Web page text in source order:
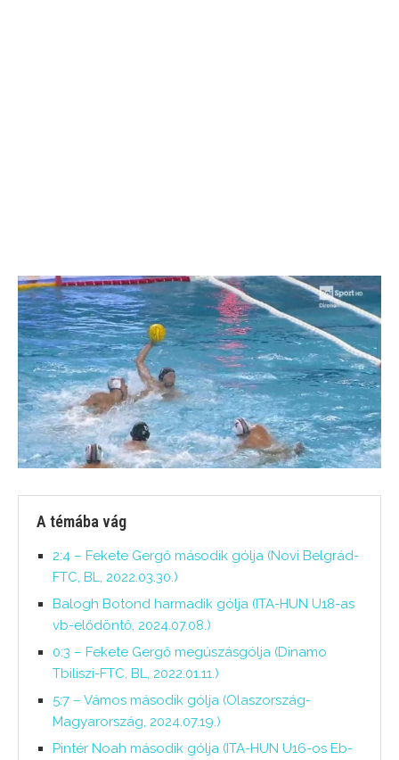
A témába vág
2:4 – Fekete Gergő második gólja (Novi Belgrád-
FTC, BL, 2022.03.30.)
Balogh Botond harmadik gólja (ITA-HUN U18-as
vb-elődöntő, 2024.07.08.)
0:3 – Fekete Gergő megúszásgólja (Dinamo
Tbiliszi-FTC, BL, 2022.01.11.)
5:7 – Vámos második gólja (Olaszország-
Magyarország, 2024.07.19.)
Pintér Noah második gólja (ITA-HUN U16-os Eb-